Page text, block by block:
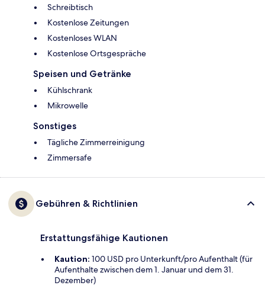
Schreibtisch
Kostenlose Zeitungen
Kostenloses WLAN
Kostenlose Ortsgespräche
Speisen und Getränke
Kühlschrank
Mikrowelle
Sonstiges
Tägliche Zimmerreinigung
Zimmersafe
Gebühren & Richtlinien
Erstattungsfähige Kautionen
Kaution: 100 USD pro Unterkunft/pro Aufenthalt (für
Aufenthalte zwischen dem 1. Januar und dem 31.
Dezember)